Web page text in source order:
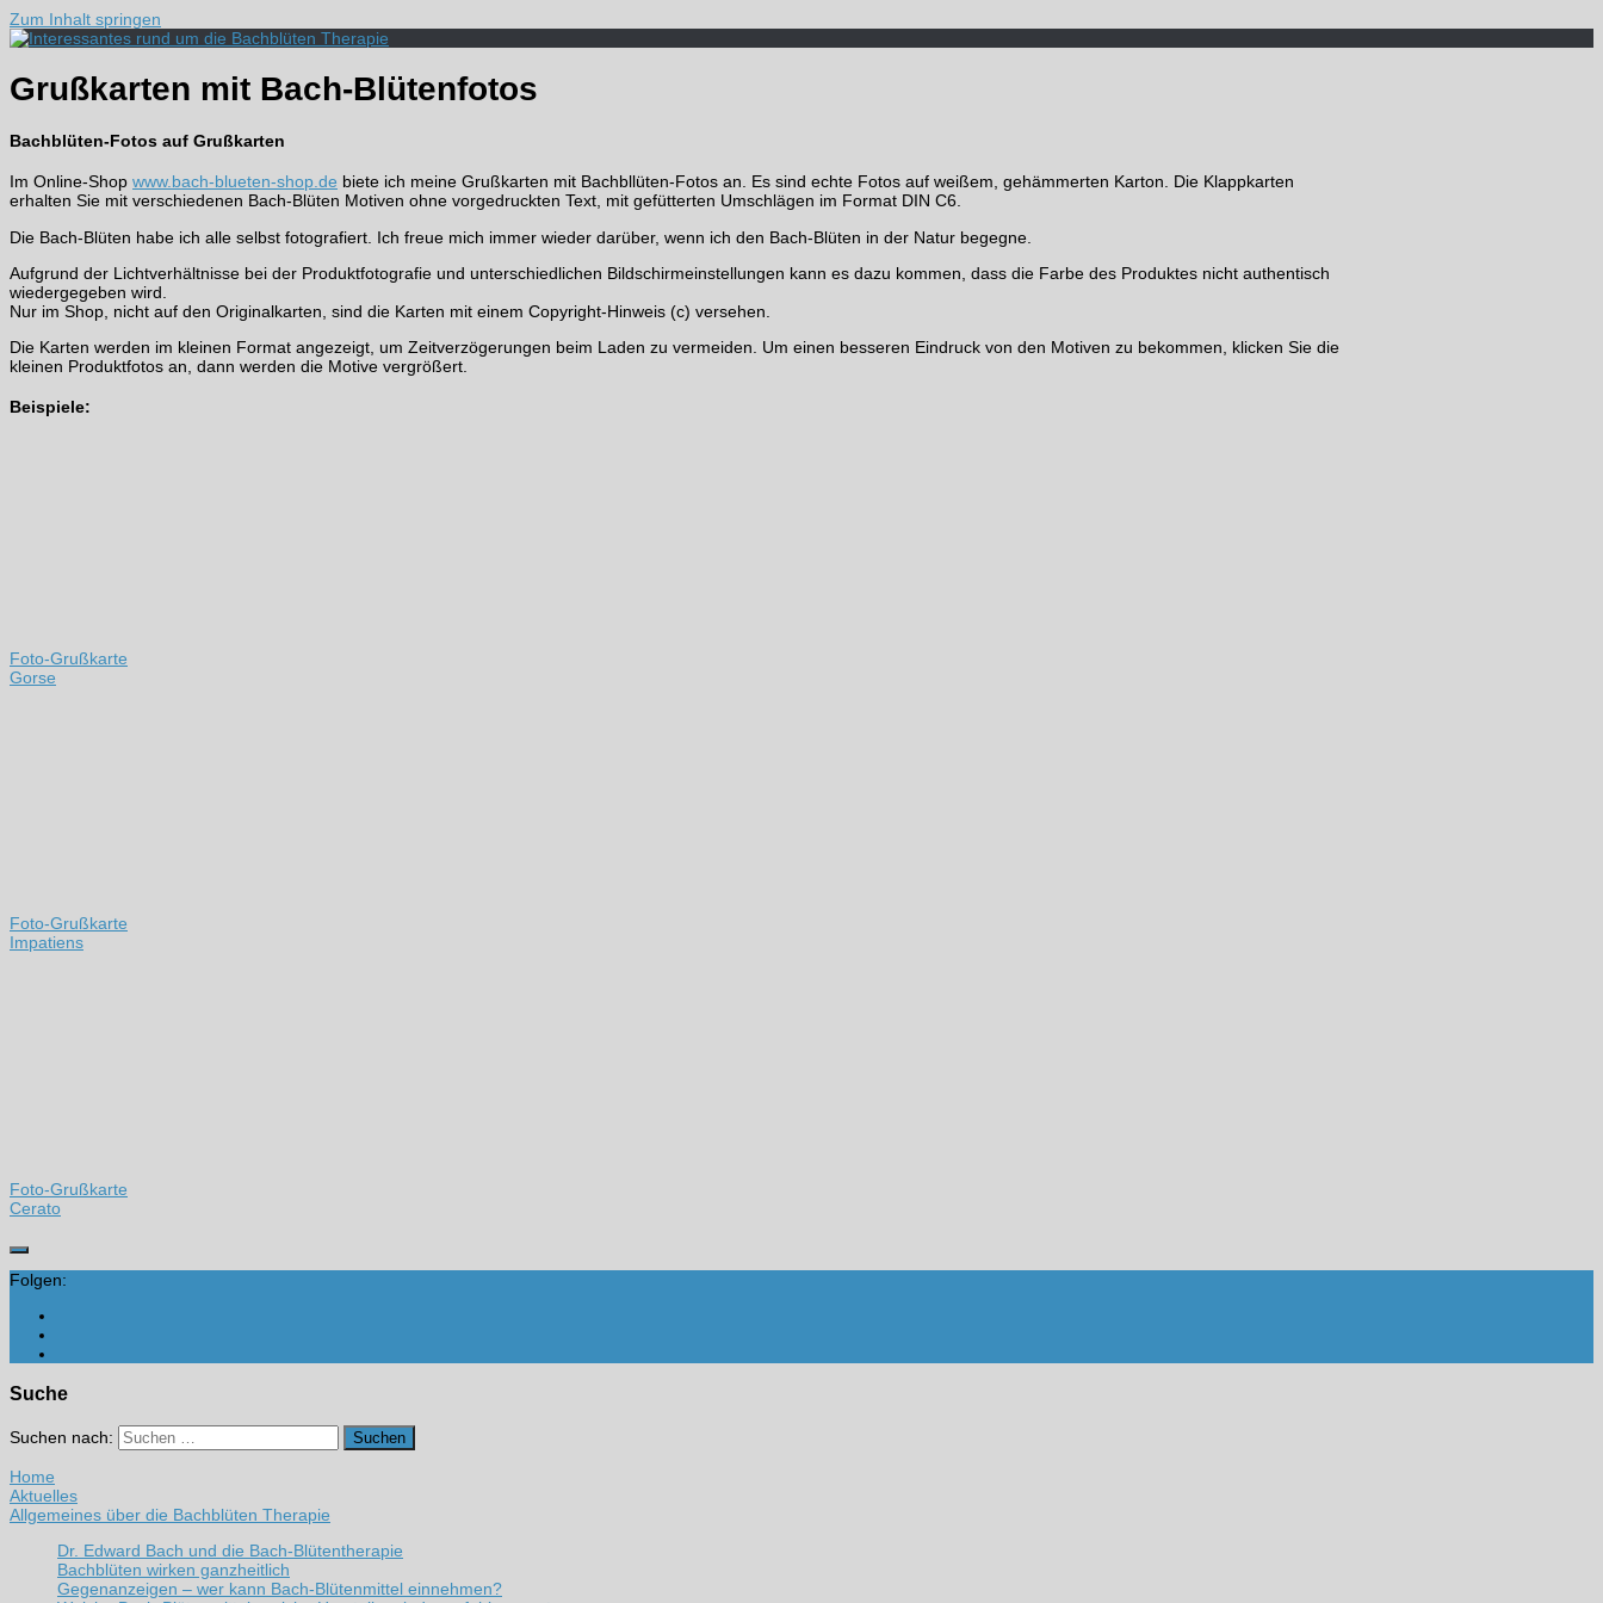
Zum Inhalt springen
Grußkarten mit Bach-Blütenfotos
Bachblüten-Fotos auf Grußkarten
Im Online-Shop www.bach-blueten-shop.de biete ich meine Grußkarten mit Bachbllüten-Fotos an. Es sind echte Fotos auf weißem, gehämmerten Karton. Die Klappkarten
erhalten Sie mit verschiedenen Bach-Blüten Motiven ohne vorgedruckten Text, mit gefütterten Umschlägen im Format DIN C6.
Die Bach-Blüten habe ich alle selbst fotografiert. Ich freue mich immer wieder darüber, wenn ich den Bach-Blüten in der Natur begegne.
Aufgrund der Lichtverhältnisse bei der Produktfotografie und unterschiedlichen Bildschirmeinstellungen kann es dazu kommen, dass die Farbe des Produktes nicht authentisch
wiedergegeben wird.
Nur im Shop, nicht auf den Originalkarten, sind die Karten mit einem Copyright-Hinweis (c) versehen.
Die Karten werden im kleinen Format angezeigt, um Zeitverzögerungen beim Laden zu vermeiden. Um einen besseren Eindruck von den Motiven zu bekommen, klicken Sie die
kleinen Produktfotos an, dann werden die Motive vergrößert.
Beispiele:
Foto-Grußkarte
Gorse
Foto-Grußkarte
Impatiens
Foto-Grußkarte
Cerato
Folgen:
Suche
Suchen nach:
Home
Aktuelles
Allgemeines über die Bachblüten Therapie
Dr. Edward Bach und die Bach-Blütentherapie
Bachblüten wirken ganzheitlich
Gegenanzeigen – wer kann Bach-Blütenmittel einnehmen?